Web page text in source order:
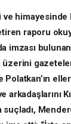
ve
raporu
imzası
üzerini
Polatkan’ın
arkadaşlarını
suçladı,